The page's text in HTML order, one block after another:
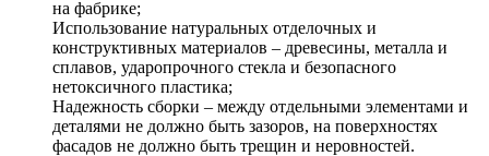
на фабрике;
Использование натуральных отделочных и
конструктивных материалов – древесины, металла и
сплавов, ударопрочного стекла и безопасного
нетоксичного пластика;
Надежность сборки – между отдельными элементами и
деталями не должно быть зазоров, на поверхностях
фасадов не должно быть трещин и неровностей.